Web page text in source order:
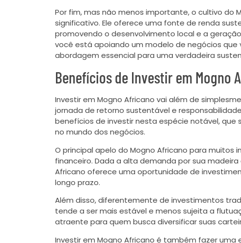
Por fim, mas não menos importante, o cultivo do
significativo. Ele oferece uma fonte de renda
promovendo o desenvolvimento local e a
você está apoiando um modelo de negócios que
abordagem essencial para uma verdadeira
Benefícios de Investir em Mogno
Investir em Mogno Africano vai além de
jornada de retorno sustentável e
benefícios de investir nesta espécie notável,
no mundo dos negócios.
O principal apelo do Mogno Africano para muitos
financeiro. Dada a alta demanda por sua
Africano oferece uma oportunidade de
longo prazo.
Além disso, diferentemente de investimentos
tende a ser mais estável e menos sujeita a
atraente para quem busca diversificar suas
Investir em Mogno Africano é também fazer